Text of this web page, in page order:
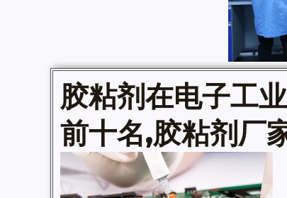
胶粘剂在电子工
前十名,胶粘剂厂